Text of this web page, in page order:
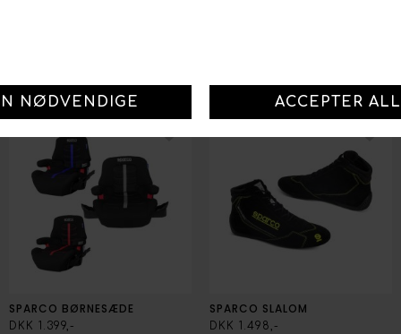
DKK 289,- DKK 249,-
SPARCO BØRNESÆDE
DKK 1.399,-
SPARCO SLALOM
DKK 1.498,-